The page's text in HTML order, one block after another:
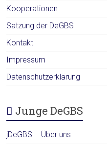
Kooperationen
Satzung der DeGBS
Kontakt
Impressum
Datenschutzerklärung
Junge DeGBS
jDeGBS – Über uns